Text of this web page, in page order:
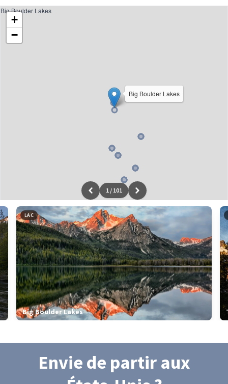
Big Boulder Lakes
+
−
Leaflet|données ©OpenStreetMap/ODbL - renduOSM France
Big Boulder Lakes
1 / 101
LAC
Big Boulder Lakes
Envie de partir aux